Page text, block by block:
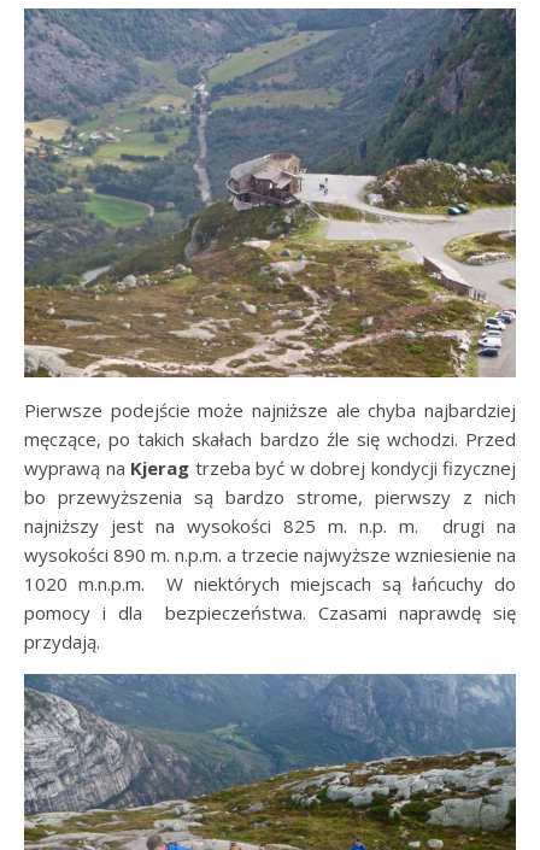
Pierwsze podejście może najniższe ale chyba najbardziej
męczące, po takich skałach bardzo źle się wchodzi. Przed
wyprawą na Kjerag trzeba być w dobrej kondycji fizycznej
bo przewyższenia są bardzo strome, pierwszy z nich
najniższy jest na wysokości 825 m. n.p. m. drugi na
wysokości 890 m. n.p.m. a trzecie najwyższe wzniesienie na
1020 m.n.p.m. W niektórych miejscach są łańcuchy do
pomocy i dla bezpieczeństwa. Czasami naprawdę się
przydają.